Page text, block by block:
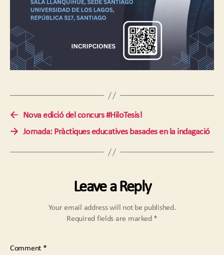
←
Nova edició del concurs #HiloTesis!
→ Jornada: Pràctiques educatives basades en la indagació
Leave a Reply
Your email address will not be published.
Required fields are marked *
Comment *